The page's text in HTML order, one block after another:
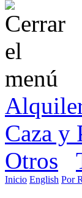
Caza y
Otros
Inicio English Por